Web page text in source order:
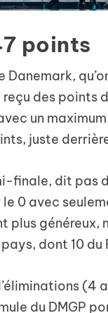
points
des points
un
juste
finale, dit pas
le 0 avec
généreux,
dont 10
du DMGP